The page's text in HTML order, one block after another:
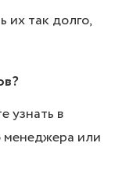
их так долго,
узнать в
менеджера или